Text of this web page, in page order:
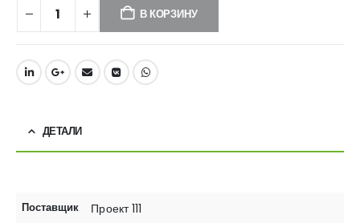
В КОРЗИНУ
ДЕТАЛИ
Поставщик Проект 111